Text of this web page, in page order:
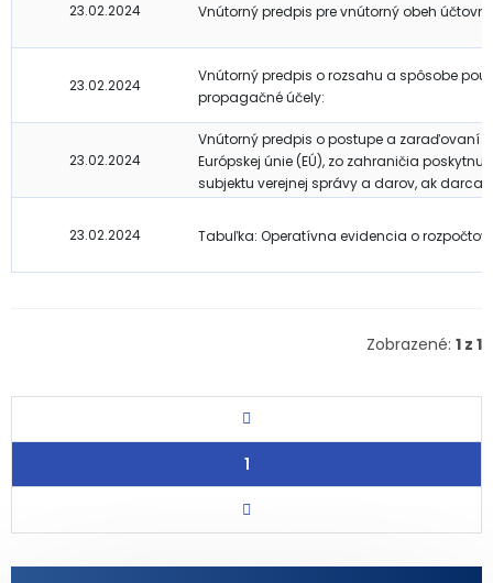
23.02.2024 Vnútorný predpis pre vnútorný obeh
23.02.2024
Vnútorný predpis o rozsahu a spôsobe
propagačné účely:
23.02.2024
Vnútorný predpis o postupe a zaraďovaní
Európskej únie (EÚ), zo zahraničia
subjektu verejnej správy a darov, ak darca
23.02.2024 Tabuľka: Operatívna evidencia o
Zobrazené: 1 z 1
1